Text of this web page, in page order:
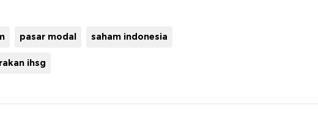
pasar modal saham indonesia
ihsg